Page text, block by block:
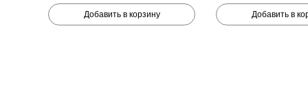
Добавить в корзину Добавить в